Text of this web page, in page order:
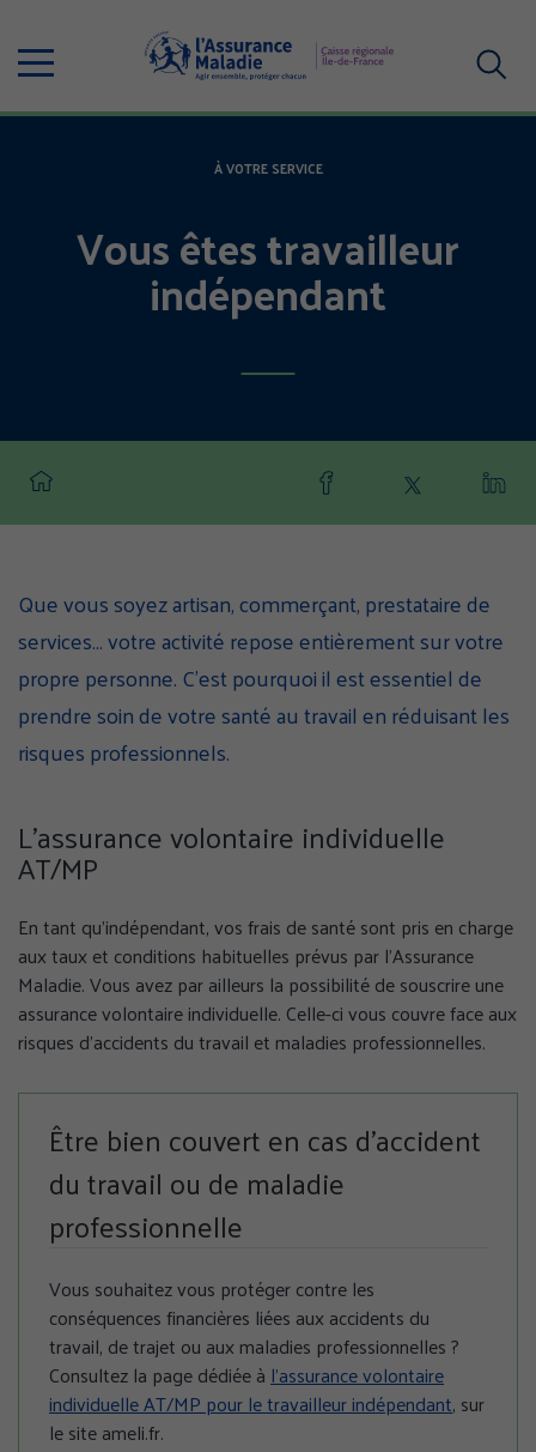
au
contenu
Menu
Votre
À VOTRE SERVICE
Vous êtes travailleur
indépendant
Partager
cette
Facebook
(nouvelle
fenêtre)
Partager
cette
Twitter
(nouvelle
fenêtre)
cette
Que vous soyez artisan, commerçant, prestataire de
services… votre activité repose entièrement sur votre
propre personne. C'est pourquoi il est essentiel de
prendre soin de votre santé au travail en réduisant les
risques professionnels.
L’assurance volontaire individuelle
AT/MP
En tant qu’indépendant, vos frais de santé sont pris en charge
aux taux et conditions habituelles prévus par l’Assurance
Maladie. Vous avez par ailleurs la possibilité de souscrire une
assurance volontaire individuelle. Celle-ci vous couvre face aux
risques d’accidents du travail et maladies professionnelles.
Être bien couvert en cas d’accident
du travail ou de maladie
professionnelle
Vous souhaitez vous protéger contre les
conséquences financières liées aux accidents du
travail, de trajet ou aux maladies professionnelles ?
Consultez la page dédiée àl’assurance volontaire
individuelle AT/MP pour le travailleur indépendant, sur
le site ameli.fr.